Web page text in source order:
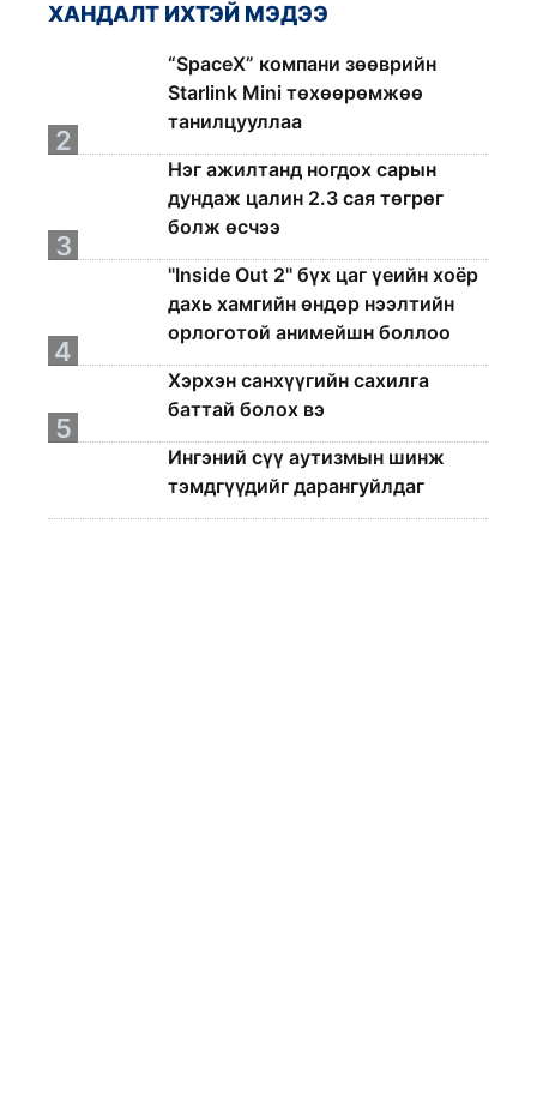
ХАНДАЛТ ИХТЭЙ МЭДЭЭ
“SpaceX” компани зөөврийн
Starlink Mini төхөөрөмжөө
танилцууллаа
2
Нэг ажилтанд ногдох сарын
дундаж цалин 2.3 сая төгрөг
болж өсчээ
3
"Inside Out 2" бүх цаг үеийн хоёр
дахь хамгийн өндөр нээлтийн
орлоготой анимейшн боллоо
4
Хэрхэн санхүүгийн сахилга
баттай болох вэ
5
Ингэний сүү аутизмын шинж
тэмдгүүдийг дарангуйлдаг